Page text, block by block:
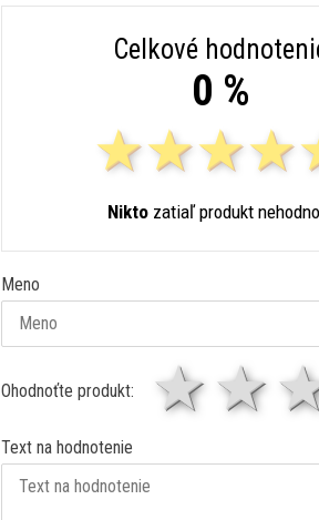
Celkové
0 %
Niktozatiaľ produkt
Meno
Ohodnoťte produkt: 1
Text na hodnotenie